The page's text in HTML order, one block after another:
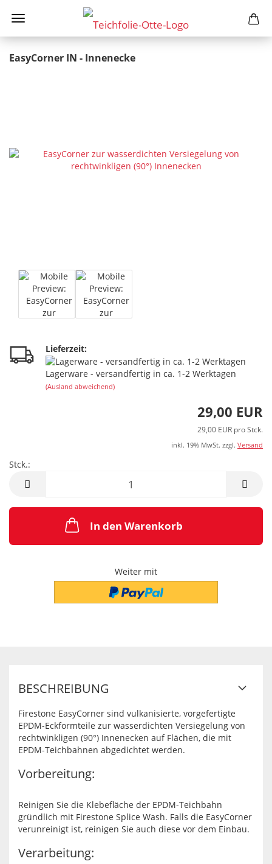
EasyCorner IN - Innenecke
Lieferzeit:
Lagerware - versandfertig in ca. 1-2 Werktagen
(Ausland abweichend)
29,00 EUR
29,00 EUR pro Stck.
inkl. 19% MwSt. zzgl. Versand
Stck.:
In den Warenkorb
Weiter mit
BESCHREIBUNG
Firestone EasyCorner sind vulkanisierte, vorgefertigte
EPDM-Eckformteile zur wasserdichten Versiegelung von
rechtwinkligen (90°) Innenecken auf Flächen, die mit
EPDM-Teichbahnen abgedichtet werden.
Vorbereitung:
Reinigen Sie die Klebefläche der EPDM-Teichbahn
gründlich mit Firestone Splice Wash. Falls die EasyCorner
verunreinigt ist, reinigen Sie auch diese vor dem Einbau.
Verarbeitung: